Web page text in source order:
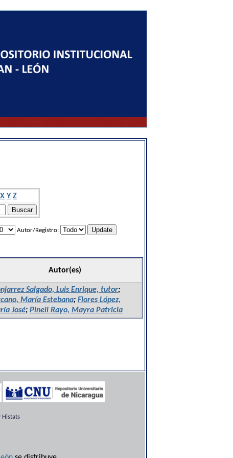
X Y Z
Autor/Registro:
Autor(es)
Salgado, Luis Enrique, tutor;
María Estebana; Flores López,
José; Pinell Rayo, Mayra Patricia